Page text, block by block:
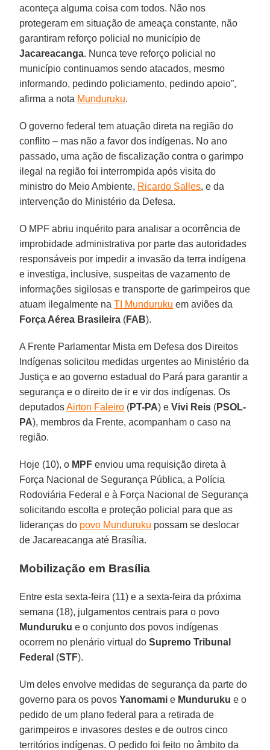
aconteça alguma coisa com todos. Não nos
protegeram em situação de ameaça constante, não
garantiram reforço policial no município de
Jacareacanga. Nunca teve reforço policial no
município continuamos sendo atacados, mesmo
informando, pedindo policiamento, pedindo apoio”,
afirma a nota Munduruku.
O governo federal tem atuação direta na região do
conflito – mas não a favor dos indígenas. No ano
passado, uma ação de fiscalização contra o garimpo
ilegal na região foi interrompida após visita do
ministro do Meio Ambiente, Ricardo Salles, e da
intervenção do Ministério da Defesa.
O MPF abriu inquérito para analisar a ocorrência de
improbidade administrativa por parte das autoridades
responsáveis por impedir a invasão da terra indígena
e investiga, inclusive, suspeitas de vazamento de
informações sigilosas e transporte de garimpeiros que
atuam ilegalmente naTI Munduruku em aviões da
Força Aérea Brasileira (FAB).
A Frente Parlamentar Mista em Defesa dos Direitos
Indígenas solicitou medidas urgentes ao Ministério da
Justiça e ao governo estadual do Pará para garantir a
segurança e o direito de ir e vir dos indígenas. Os
deputadosAirton Faleiro (PT-PA) eVivi Reis (PSOL-
PA), membros da Frente, acompanham o caso na
região.
Hoje (10), o MPF enviou uma requisição direta à
Força Nacional de Segurança Pública, a Polícia
Rodoviária Federal e à Força Nacional de Segurança
solicitando escolta e proteção policial para que as
lideranças do povo Munduruku possam se deslocar
de Jacareacanga até Brasília.
Mobilização em Brasília
Entre esta sexta-feira (11) e a sexta-feira da próxima
semana (18), julgamentos centrais para o povo
Munduruku e o conjunto dos povos indígenas
ocorrem no plenário virtual doSupremo Tribunal
Federal (STF).
Um deles envolve medidas de segurança da parte do
governo para os povosYanomami e Munduruku e o
pedido de um plano federal para a retirada de
garimpeiros e invasores destes e de outros cinco
territórios indígenas. O pedido foi feito no âmbito da